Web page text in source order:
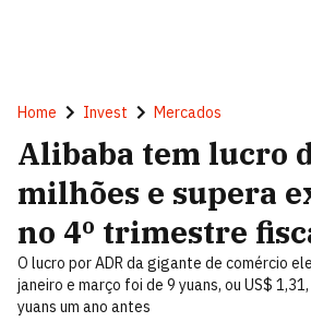
Home Invest Mercados
Alibaba tem lucro
milhões e supera
no 4º trimestre
O lucro por ADR da gigante de comércio
janeiro e março foi de 9 yuans, ou US$
yuans um ano antes